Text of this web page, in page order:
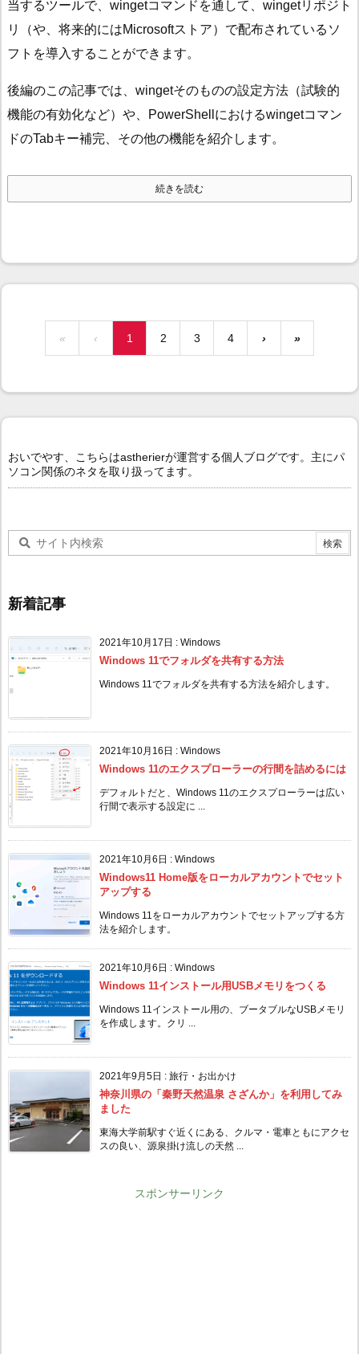
当するツールで、wingetコマンドを通して、wingetリポジト
リ（や、将来的にはMicrosoftストア）で配布されているソ
フトを導入することができます。
後編のこの記事では、wingetそのものの設定方法（試験的
機能の有効化など）や、PowerShellにおけるwingetコマン
ドのTabキー補完、その他の機能を紹介します。
続きを読む
« ‹ 1 2 3 4 › »
おいでやす、こちらはastherierが運営する個人ブログです。主にパ
ソコン関係のネタを取り扱ってます。
新着記事
2021年10月17日 : Windows
Windows 11でフォルダを共有する方法
Windows 11でフォルダを共有する方法を紹介します。
2021年10月16日 : Windows
Windows 11のエクスプローラーの行間を詰めるには
デフォルトだと、Windows 11のエクスプローラーは広い
行間で表示する設定に ...
2021年10月6日 : Windows
Windows11 Home版をローカルアカウントでセット
アップする
Windows 11をローカルアカウントでセットアップする方
法を紹介します。
2021年10月6日 : Windows
Windows 11インストール用USBメモリをつくる
Windows 11インストール用の、ブータブルなUSBメモリ
を作成します。クリ ...
2021年9月5日 : 旅行・お出かけ
神奈川県の「秦野天然温泉 さざんか」を利用してみ
ました
東海大学前駅すぐ近くにある、クルマ・電車ともにアクセ
スの良い、源泉掛け流しの天然 ...
スポンサーリンク